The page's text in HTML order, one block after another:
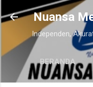
Nuansa
Independen,
BERANDA